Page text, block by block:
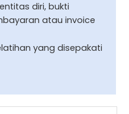
diri, bukti
atau invoice
yang disepakati